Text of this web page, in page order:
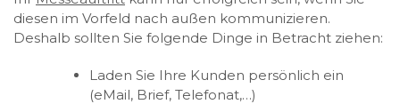
diesen im Vorfeld nach außen kommunizieren.
Deshalb sollten Sie folgende Dinge in Betracht ziehen:
Laden Sie Ihre Kunden persönlich ein
(eMail, Brief, Telefonat,…)